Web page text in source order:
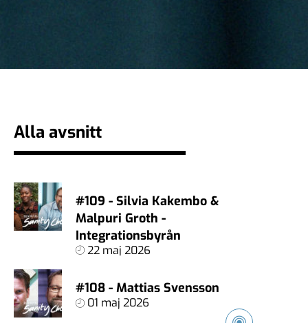
Alla avsnitt
#109 - Silvia Kakembo &
Malpuri Groth -
Integrationsbyrån
22 maj 2026
#108 - Mattias Svensson
01 maj 2026